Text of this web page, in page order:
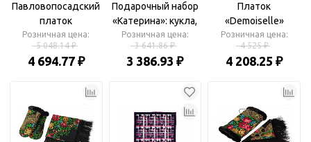
Павловопосадский
платок
Розничная цена:
5 048.14 ₽
4 694.77 ₽
Подарочный набор
«Катерина»: кукла,
платок
Розничная цена:
3 641.86 ₽
3 386.93 ₽
Платок
«Demoiselle»
Розничная цена:
4 525 ₽
4 208.25 ₽